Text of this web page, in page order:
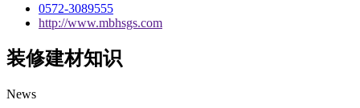
0572-3089555
http://www.mbhsgs.com
装修建材知识
News